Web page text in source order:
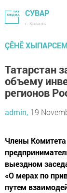
СУВАР
г. Казань
ÇӖНӖ ХЫПАРСЕМ
Татарстан
объему
регионов
admin, 19
Члены
выездном
«О мерах по
путем